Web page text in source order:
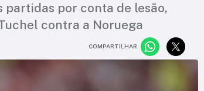
partidas por conta de lesão,
contra a Noruega
COMPARTILHAR